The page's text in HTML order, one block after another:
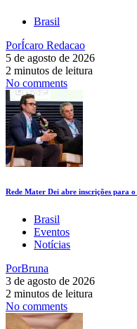
Brasil
PorÍcaro Redacao
5 de agosto de 2026
2 minutos de leitura
No comments
Rede Mater Dei abre inscrições para
Brasil
Eventos
Notícias
PorBruna
3 de agosto de 2026
2 minutos de leitura
No comments